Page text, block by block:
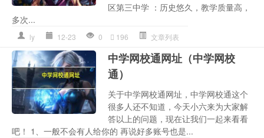
区第三中学 ：历史悠久，教学质量高，
多次...
ly 12-23 0 196 文章列表
中学网校通网址（中学网校
通）
关于中学网校通网址，中学网校通这个
很多人还不知道，今天小六来为大家解
答以上的问题，现在让我们一起来看看
吧！ 1、一般不会有人给你的 再说好多账号也是...